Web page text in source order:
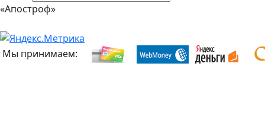
«Апостроф»
Мы принимаем: